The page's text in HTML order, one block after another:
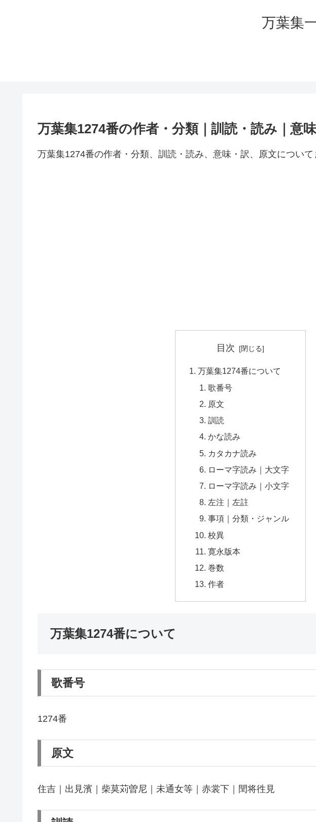
万葉集
万葉集1274番の作者・分類｜訓読・読み｜意
万葉集1274番の作者・分類、訓読・読み、意味・訳、原文について
目次
万葉集1274番について
歌番号
原文
訓読
かな読み
カタカナ読み
ローマ字読み｜大文字
ローマ字読み｜小文字
左注｜左註
事項｜分類・ジャンル
校異
寛永版本
巻数
作者
万葉集1274番について
歌番号
1274番
原文
住吉｜出見濱｜柴莫苅曽尼｜未通女等｜赤裳下｜閏将徃見